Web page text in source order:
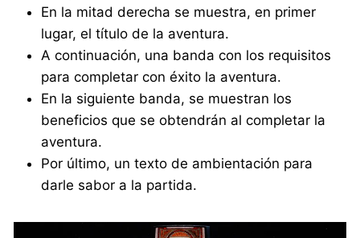
En la mitad derecha se muestra, en primer
lugar, el título de la aventura.
A continuación, una banda con los requisitos
para completar con éxito la aventura.
En la siguiente banda, se muestran los
beneficios que se obtendrán al completar la
aventura.
Por último, un texto de ambientación para
darle sabor a la partida.